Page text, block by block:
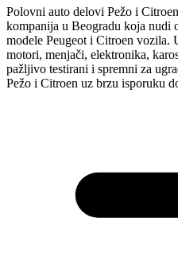
Polovni auto delovi Pežo i
kompanija u Beogradu koja nudi
modele Peugeot i Citroen vozila.
motori, menjači, elektronika,
pažljivo testirani i spremni za
Pežo i Citroen uz brzu isporuku